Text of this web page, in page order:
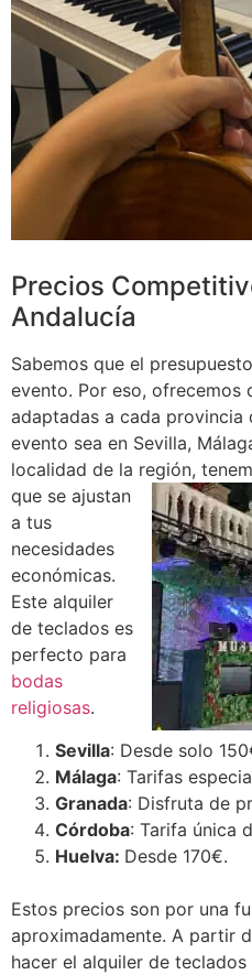
Precios
Andalucía
Sabemos que el
evento. Por eso, ofrecemos
adaptadas a cada provincia
evento sea en Sevilla,
localidad de la región,
que se ajustan
a tus
necesidades
económicas.
Este alquiler
de teclados es
perfecto para
bodas
religiosas.
Sevilla: Desde solo
Málaga: Tarifas
Granada: Disfruta de
Córdoba: Tarifa única
Huelva: Desde 170€.
Estos precios son por una
aproximadamente. A partir
hacer el alquiler de